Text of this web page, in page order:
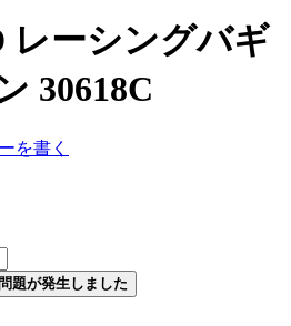
レーシングバギ
30618C
を書く
問題が発生しました